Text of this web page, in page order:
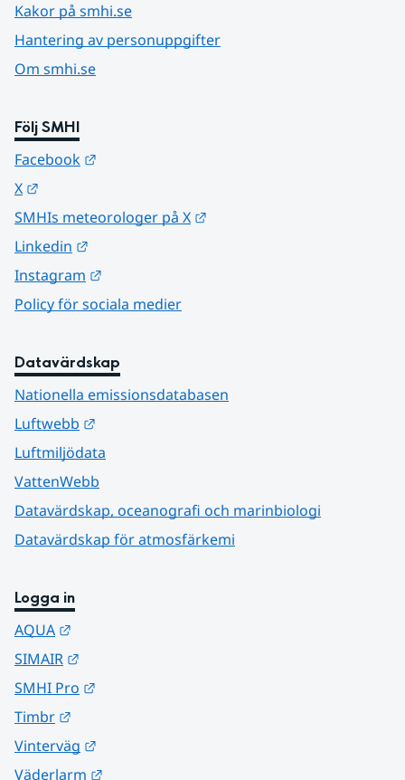
Kakor på smhi.se
Hantering av personuppgifter
Om smhi.se
Följ SMHI
Facebook
X
SMHIs meteorologer på X
Linkedin
Instagram
Policy för sociala medier
Datavärdskap
Nationella emissionsdatabasen
Luftwebb
Luftmiljödata
VattenWebb
Datavärdskap, oceanografi och marinbiologi
Datavärdskap för atmosfärkemi
Logga in
AQUA
SIMAIR
SMHI Pro
Timbr
Vinterväg
Väderlarm